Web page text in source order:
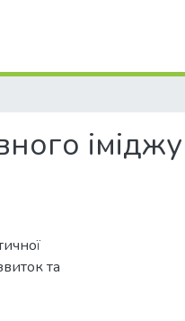
іміджу
та